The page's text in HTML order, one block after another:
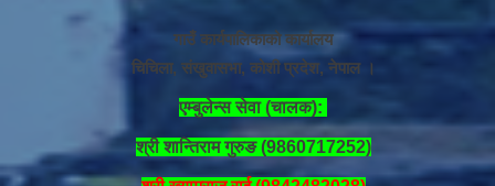
गाउँ कार्यपालिकाको कार्यालय
चिचिला, संखुवासभा, कोशी प्रदेश, नेपाल ।
एम्बुलेन्स सेवा (चालक):
श्री शान्तिराम गुरुङ (9860717252)